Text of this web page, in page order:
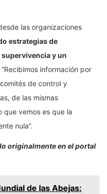
las organizaciones
estrategias de
y un
“Recibimos información por
de control y
de las mismas
que vemos es que la
nula”.
originalmente en el portal
de las Abejas: